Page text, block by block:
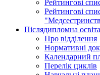
Рейтингові
Рейтингові
Післядипломна освіта
Про відділення
Нормативні
Календарний
Перелік циклів